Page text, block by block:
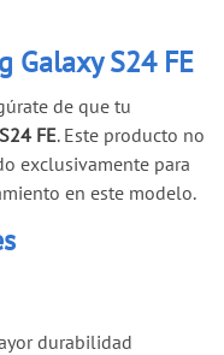
Galaxy S24 FE
de que tu
FE. Este producto no
exclusivamente para
en este modelo.
durabilidad